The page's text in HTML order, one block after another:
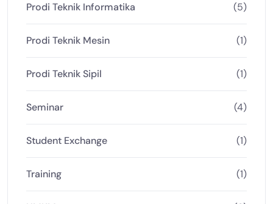
Prodi Teknik Informatika (5)
Prodi Teknik Mesin (1)
Prodi Teknik Sipil (1)
Seminar (4)
Student Exchange (1)
Training (1)